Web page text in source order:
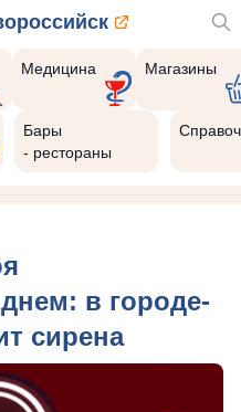
Медицина Магазины
Бары
- рестораны
в городе-
сирена